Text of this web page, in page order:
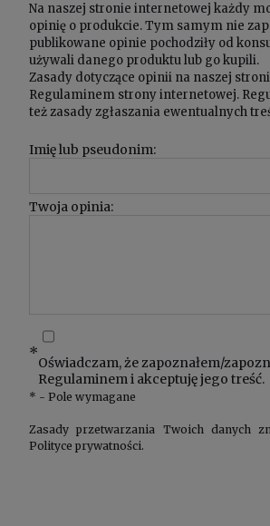
Na naszej stronie internetowej każdy
opinię o produkcie. Tym samym nie
publikowane opinie pochodziły od
używali danego produktu lub go kupili.
Zasady dotyczące opinii na naszej
Regulaminem strony internetowej.
też zasady zgłaszania ewentualnych
Imię lub pseudonim:
Twoja opinia:
*
Oświadczam, że zapoznałem/
Regulaminem i akceptuję jego treść.
* - Pole wymagane
Zasady przetwarzania Twoich danych
Polityce prywatności.